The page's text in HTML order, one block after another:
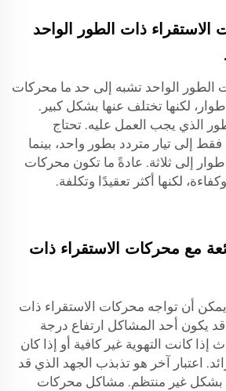
الاستقراء ذات الطور الواحد
الطور الواحد تشبه إلى حد ما محركات
لكنها تختلف عنها بشكل كبير.
الذي يجب العمل عليه. تحتاج
إلى تيار متردد بطور واحد، بينما
إلى ثلاثة. عادةً ما تكون محركات
لكنها أكثر تعقيدًا وتكلفة.
مع محركات الاستقراء ذات
أن تواجه محركات الاستقراء ذات
يكون أحد المشاكل ارتفاع درجة
إذا كانت التهوية غير كافية أو إذا كان
اعتبار آخر هو تذبذب الجهد الذي قد
غير منتظم. مشاكل محركات